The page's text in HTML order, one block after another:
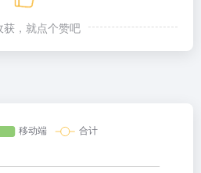
获，就点个赞吧